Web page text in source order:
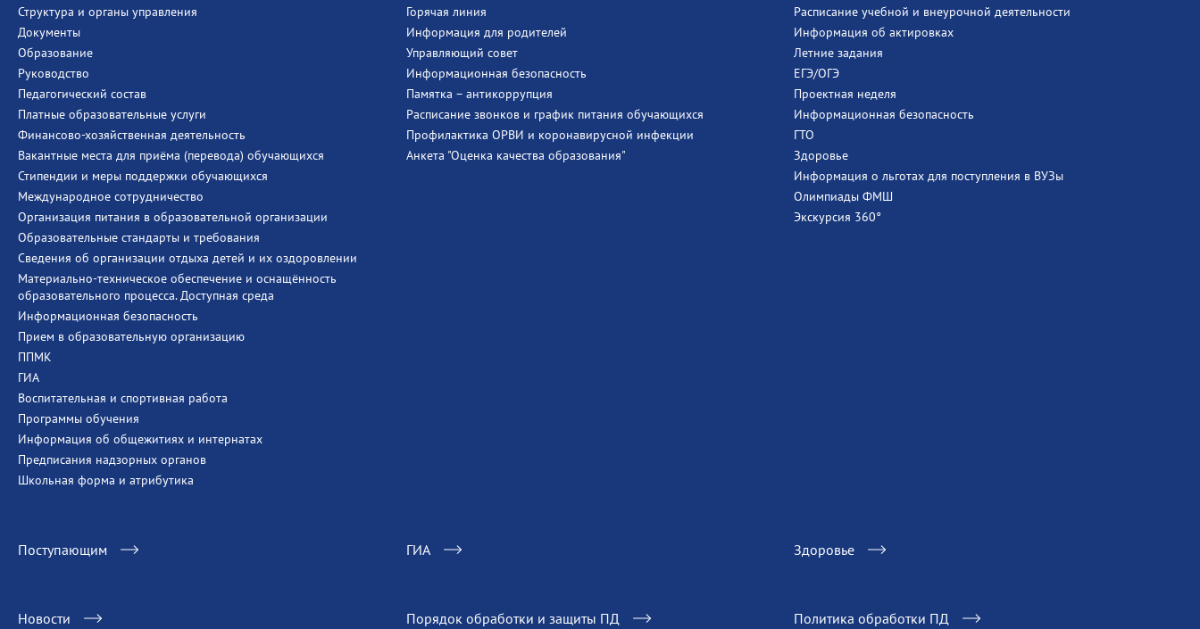
Структура и органы управления
Документы
Образование
Руководство
Педагогический состав
Платные образовательные услуги
Финансово-хозяйственная деятельность
Вакантные места для приёма (перевода) обучающихся
Стипендии и меры поддержки обучающихся
Международное сотрудничество
Организация питания в образовательной организации
Образовательные стандарты и требования
Сведения об организации отдыха детей и их оздоровлении
Материально-техническое обеспечение и оснащённость
образовательного процесса. Доступная среда
Информационная безопасность
Прием в образовательную организацию
ППМК
ГИА
Воспитательная и спортивная работа
Программы обучения
Информация об общежитиях и интернатах
Предписания надзорных органов
Школьная форма и атрибутика
Горячая линия
Информация для родителей
Управляющий совет
Информационная безопасность
Памятка – антикоррупция
Расписание звонков и график питания обучающихся
Профилактика ОРВИ и коронавирусной инфекции
Анкета "Оценка качества образования"
Расписание учебной и внеурочной деятельности
Информация об актировках
Летние задания
ЕГЭ/ОГЭ
Проектная неделя
Информационная безопасность
ГТО
Здоровье
Информация о льготах для поступления в ВУЗы
Олимпиады ФМШ
Экскурсия 360°
Поступающим ГИА Здоровье
Новости Порядок обработки и защиты ПД Политика обработки ПД